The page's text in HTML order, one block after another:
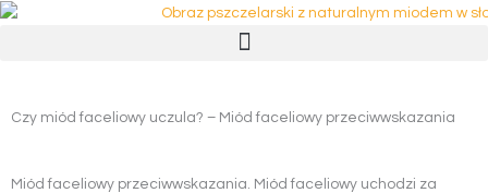
Przejdź
Czy miód faceliowy uczula? – Miód faceliowy przeciwwskazania
Miód faceliowy przeciwwskazania. Miód faceliowy uchodzi za